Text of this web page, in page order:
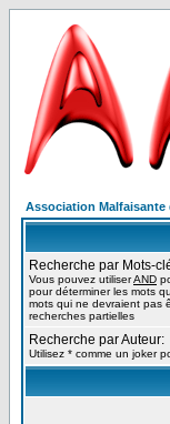
Association
Recherche par Mots-
Vous pouvez utiliserAND
pour déterminer les mots
mots qui ne devraient pas
recherches partielles
Recherche par Auteur:
Utilisez * comme un joker